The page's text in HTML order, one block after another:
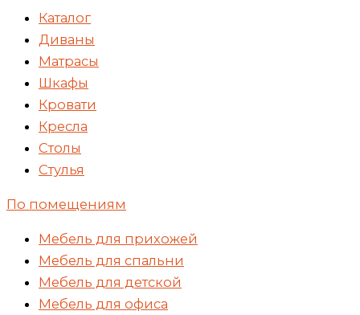
Каталог
Диваны
Матрасы
Шкафы
Кровати
Кресла
Столы
Стулья
По помещениям
Мебель для прихожей
Мебель для спальни
Мебель для детской
Мебель для офиса